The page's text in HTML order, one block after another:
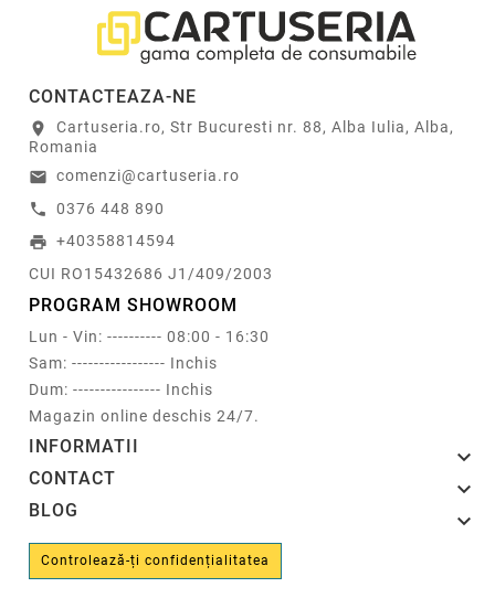
CONTACTEAZA-NE
location_on
Cartuseria.ro, Str Bucuresti nr. 88, Alba Iulia, Alba,
Romania
email comenzi@cartuseria.ro
call 0376 448 890
print +40358814594
CUI RO15432686 J1/409/2003
PROGRAM SHOWROOM
Lun - Vin: ---------- 08:00 - 16:30
Sam: ----------------- Inchis
Dum: ---------------- Inchis
Magazin online deschis 24/7.
INFORMATII 
CONTACT 
BLOG 
Controlează-ți confidențialitatea